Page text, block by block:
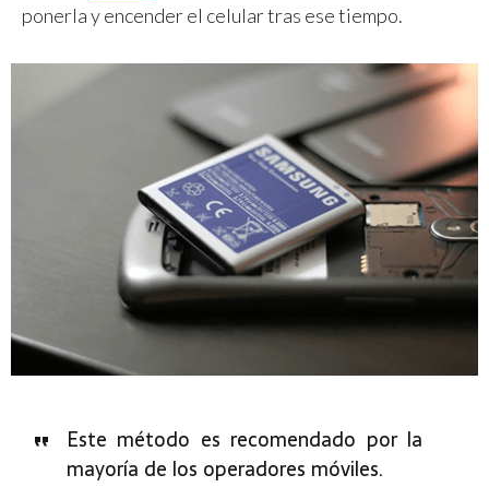
ponerla y encender el celular tras ese tiempo.
Este método es recomendado por la
mayoría de los operadores móviles.